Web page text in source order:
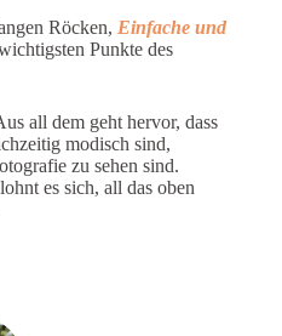
Röcken, Einfache und
Punkte des
all dem geht hervor, dass
modisch sind,
zu sehen sind.
es sich, all das oben